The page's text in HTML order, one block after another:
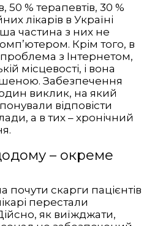
50 % терапевтів, 30 %
лікарів в Україні
частина з них не
Крім того, в
проблема з Інтернетом,
місцевості, і вона
Забезпечення
виклик, на який
відповісти
а в тих – хронічний
– окреме
почути скарги пацієнтів
перестали
як виїжджати,